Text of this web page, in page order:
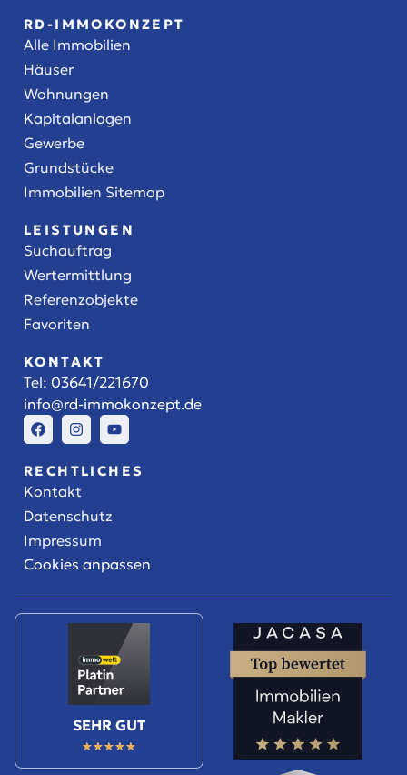
RD-IMMOKONZEPT
Alle Immobilien
Häuser
Wohnungen
Kapitalanlagen
Gewerbe
Grundstücke
Immobilien Sitemap
LEISTUNGEN
Suchauftrag
Wertermittlung
Referenzobjekte
Favoriten
KONTAKT
Tel: 03641/221670
info@rd-immokonzept.de
RECHTLICHES
Kontakt
Datenschutz
Impressum
Cookies anpassen
SEHR GUT
★★★★★